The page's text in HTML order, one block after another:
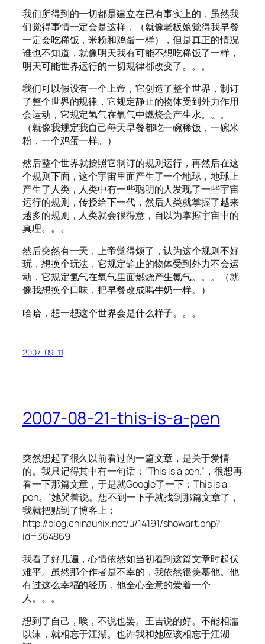
我们所得到的一切都是建立在已有事实上的，虽然我
们觉得事情一定会是这样，（就像老板娘觉得我早餐
一定会吃稀饭，米粉和鸡蛋一样），但是真正的情况
谁也不知道，就像明天我有可能不想吃稀饭了一样，
明天可能世界运行的一切规律都改变了。。。
我们可以假设有一个上帝，它创造了整个世界，制订
了整个世界的规律，它规定静止的物体受到外力作用
会运动，它规定氢气在氧气中燃烧会产生水。。。
（就像我规定我自己每天早餐都吃一碗稀饭，一碗米
粉，一个鸡蛋一样。）
然后整个世界就按照它制订的规则运行，再然后在这
个规则下面，这个宇宙里面产生了一个地球，地球上
产生了人类，人类中有一些聪明的人发现了一些宇宙
运行的规则，传授给下一代，然后人类就掌握了越来
越多的规则，人类就会很得意，自以为掌握宇宙中的
真理。。。
然后突然有一天，上帝觉得烦了，认为这个规则不好
玩，想换个玩法，它规定静止的物体受到外力不会运
动，它规定氢气在氧气里面燃烧产生氮气。。。（就
像我想换个口味，把早餐改成喝牛奶一样。）
哈哈，想一想这个世界会是什么样子。。。
2007-09-11
2007-08-21-this-is-a-pen
突然想起了很久以前看过的一篇文章，是关于爱情
的。我只记得其中有一句话：“This is a pen.”，很想再
看一下那篇文章，于是就Google了一下：This is a
pen。”她哭着说。想不到一下子就找到那篇文章了，
我就把贴到了博客上：
http://blog.chinaunix.net/u/14191/showart.php?
id=364869
我看了好几遍，心情依然如当初看到这篇文章时起伏
难平。虽然那个作者是不幸的，我依然很羡慕他。他
有过这么幸福的经历，他全心全意的爱着一个
人。。。
想到了自己，唉，不说也罢。王吉说的好。不能相濡
以沫，就相忘于江湖。也许我和她应该相忘于江湖